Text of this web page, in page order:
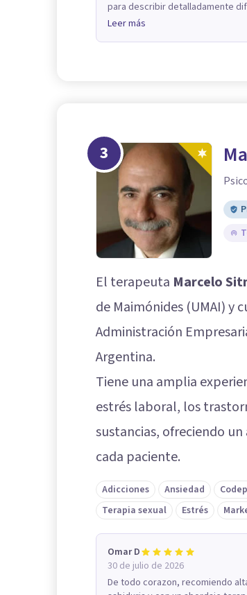
para describir detalladamente
Leer más
3
El terapeuta Marcelo
de Maimónides (UMAI) y
Administración
Argentina.
Tiene una amplia
estrés laboral, los
sustancias, ofreciendo
cada paciente.
Adicciones Ansiedad
Terapia sexual
Estrés
Omar D
30 de julio de 2026
De todo corazon, recomiendo